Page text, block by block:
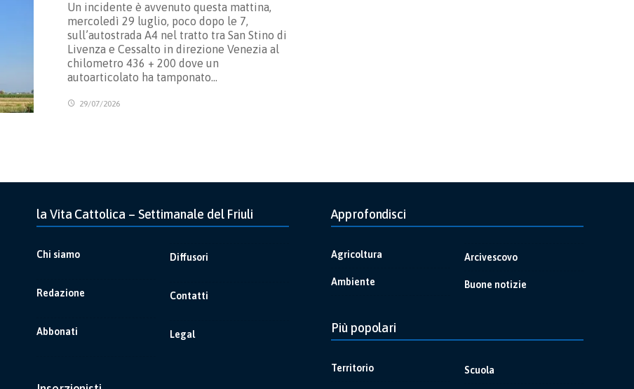
Un incidente è avvenuto questa mattina,
mercoledì 29 luglio, poco dopo le 7,
sull’autostrada A4 nel tratto tra San Stino di
Livenza e Cessalto in direzione Venezia al
chilometro 436 + 200 dove un
autoarticolato ha tamponato…
29/07/2026
la Vita Cattolica – Settimanale del Friuli
Chi siamo
Redazione
Abbonati
Diffusori
Contatti
Legal
Approfondisci
Agricoltura
Ambiente
Arcivescovo
Buone notizie
Più popolari
Territorio Scuola